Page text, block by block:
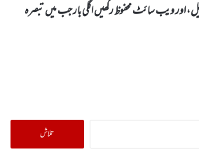
اور ویب سائٹ محفوظ رکھیں اگلی بار جب میں تبصرہ
تلاش
کریں